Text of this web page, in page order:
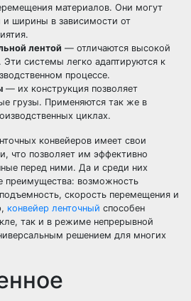
материалов. Они могут
ширины в зависимости от
лентой — отличаются высокой
Эти системы легко адаптируются к
процессе.
— их конструкция позволяет
грузы. Применяются так же в
циклах.
конвейеров имеет свои
что позволяет им эффективно
перед ними. Да и среди них
преимущества: возможность
скорость перемещения и
конвейер ленточный способен
так и в режиме непрерывной
решением для многих